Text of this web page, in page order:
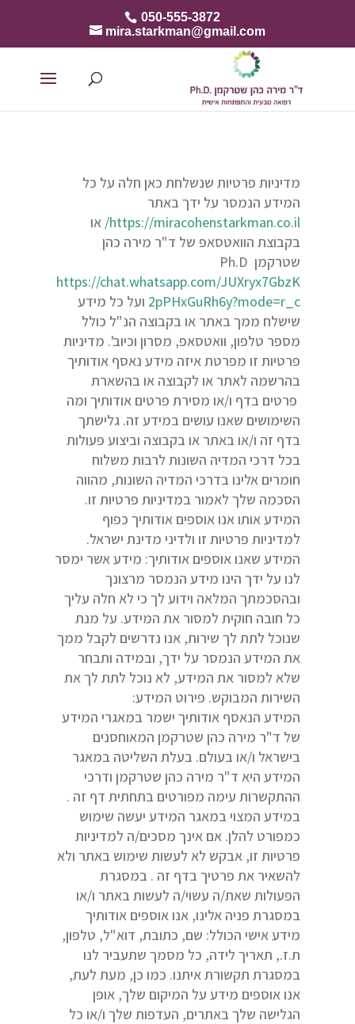
050-555-3872
mira.starkman@gmail.com
מדיניות פרטיות שנשלחת כאן חלה על כל
המידע הנמסר על ידך באתר
https://miracohenstarkman.co.il/ או
בקבוצת הוואטסאפ של ד"ר מירה כהן
שטרקמן Ph.D
https://chat.whatsapp.com/JUXryx7GbzK
2pPHxGuRh6y?mode=r_c ועל כל מידע
שישלח ממך באתר או בקבוצה הנ"ל כולל
מספר טלפון, וואטסאפ, מסרון וכיוב'. מדיניות
פרטיות זו מפרטת איזה מידע נאסף אודותיך
בהרשמה לאתר או לקבוצה או בהשארת
פרטים בדף ו/או מסירת פרטים אודותיך ומה
השימושים שאנו עושים במידע זה. גלישתך
בדף זה ו/או באתר או בקבוצה וביצוע פעולות
בכל דרכי המדיה השונות לרבות משלוח
חומרים אלינו בדרכי המדיה השונות, מהווה
הסכמה שלך לאמור במדיניות פרטיות זו.
המידע אותו אנו אוספים אודותיך כפוף
למדיניות פרטיות זו ולדיני מדינת ישראל.
המידע שאנו אוספים אודותיך: מידע אשר ימסר
לנו על ידך הינו מידע הנמסר מרצונך
ובהסכמתך המלאה וידוע לך כי לא חלה עליך
כל חובה חוקית למסור את המידע. על מנת
שנוכל לתת לך שירות, אנו נדרשים לקבל ממך
את המידע הנמסר על ידך, ובמידה ותבחר
שלא למסור את המידע, לא נוכל לתת לך את
השירות המבוקש. פירוט המידע:
המידע הנאסף אודותיך ישמר במאגרי המידע
של ד"ר מירה כהן שטרקמן המאוחסנים
בישראל ו/או בעולם. בעלת השליטה במאגר
המידע היא ד"ר מירה כהן שטרקמן ודרכי
ההתקשרות עימה מפורטים בתחתית דף זה .
במידע המצוי במאגר המידע יעשה שימוש
כמפורט להלן. אם אינך מסכים/ה למדיניות
פרטיות זו, אבקש לא לעשות שימוש באתר ולא
להשאיר את פרטיך בדף זה . במסגרת
הפעולות שאת/ה עשוי/ה לעשות באתר ו/או
במסגרת פניה אלינו, אנו אוספים אודותיך
מידע אישי הכולל: שם, כתובת, דוא"ל, טלפון,
ת.ז., תאריך לידה, כל מסמך שתעביר לנו
במסגרת תקשורת איתנו. כמו כן, מעת לעת,
אנו אוספים מידע על המיקום שלך, אופן
הגלישה שלך באתרים, העדפות שלך ו/או כל